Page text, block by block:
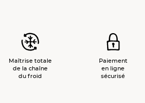
Maîtrise totale
de la chaîne
du froid
Paiement
en ligne
sécurisé